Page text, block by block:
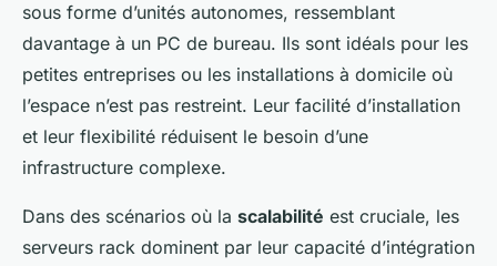
sous forme d’unités autonomes, ressemblant
davantage à un PC de bureau. Ils sont idéals pour les
petites entreprises ou les installations à domicile où
l’espace n’est pas restreint. Leur facilité d’installation
et leur flexibilité réduisent le besoin d’une
infrastructure complexe.
Dans des scénarios où la scalabilité est cruciale, les
serveurs rack dominent par leur capacité d’intégration